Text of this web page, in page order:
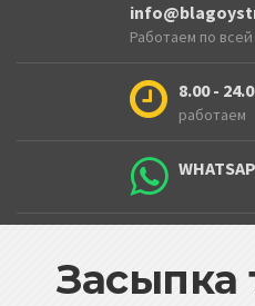
Работаем по
8.00 -
работаем
Засыпка